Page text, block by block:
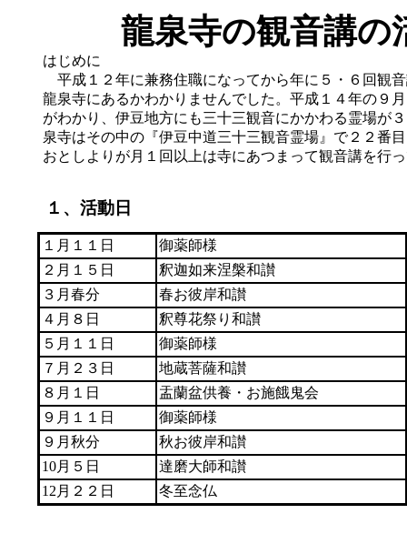
龍泉寺の観音講の
はじめに
平成１２年に兼務住職になってから年に５・６回観
龍泉寺にあるかわかりませんでした。平成１４年の９
がわかり、伊豆地方にも三十三観音にかかわる霊場が
泉寺はその中の『伊豆中道三十三観音霊場』で２２番
おとしよりが月１回以上は寺にあつまって観音講を行
１、活動日
１月１１日
御薬師様
２月１５日
釈迦如来涅槃和讃
３月春分
春お彼岸和讃
４月８日
釈尊花祭り和讃
５月１１日
御薬師様
７月２３日
地蔵菩薩和讃
８月１日
盂蘭盆供養・お施餓鬼会
９月１１日
御薬師様
９月秋分
秋お彼岸和讃
10月５日
達磨大師和讃
12月２２日
冬至念仏